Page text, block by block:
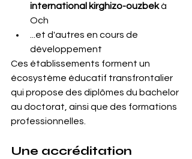
international kirghizo-ouzbek à
Och
...et d'autres en cours de
développement
Ces établissements forment un
écosystème éducatif transfrontalier
qui propose des diplômes du bachelor
au doctorat, ainsi que des formations
professionnelles.
Une accréditation